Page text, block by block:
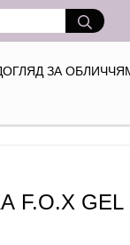
ЗА
GEL